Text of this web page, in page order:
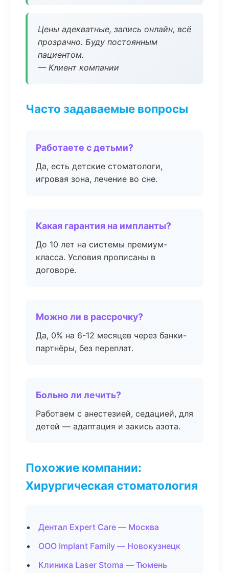
Цены адекватные, запись онлайн, всё
прозрачно. Буду постоянным
пациентом.
— Клиент компании
Часто задаваемые вопросы
Работаете с детьми?
Да, есть детские стоматологи,
игровая зона, лечение во сне.
Какая гарантия на импланты?
До 10 лет на системы премиум-
класса. Условия прописаны в
договоре.
Можно ли в рассрочку?
Да, 0% на 6-12 месяцев через банки-
партнёры, без переплат.
Больно ли лечить?
Работаем с анестезией, седацией, для
детей — адаптация и закись азота.
Похожие компании:
Хирургическая стоматология
Дентал Expert Care — Москва
ООО Implant Family — Новокузнецк
Клиника Laser Stoma — Тюмень